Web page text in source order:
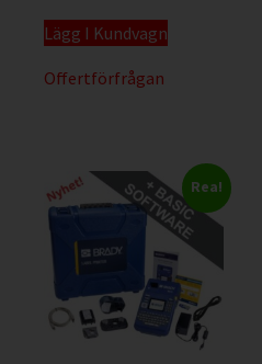
Lägg I Kundvagn
Offertförfrågan
Rea!